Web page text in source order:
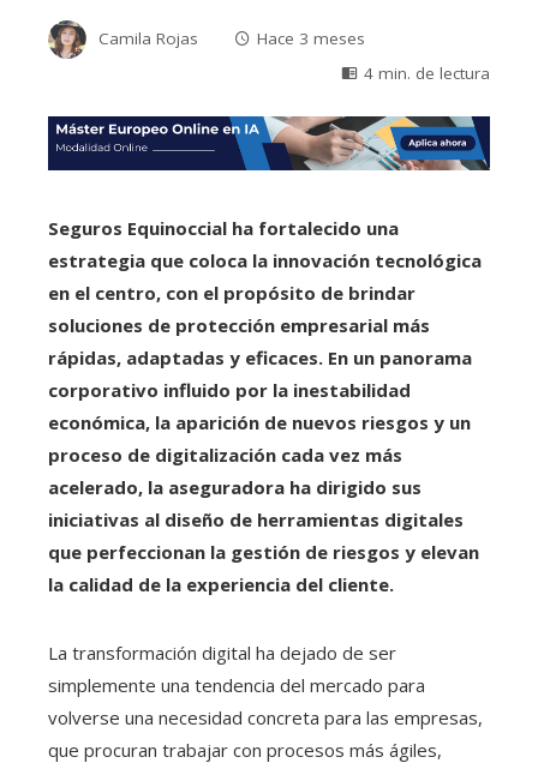
Camila Rojas
Hace 3 meses
4 min. de lectura
Seguros Equinoccial ha fortalecido una
estrategia que coloca la innovación tecnológica
en el centro, con el propósito de brindar
soluciones de protección empresarial más
rápidas, adaptadas y eficaces. En un panorama
corporativo influido por la inestabilidad
económica, la aparición de nuevos riesgos y un
proceso de digitalización cada vez más
acelerado, la aseguradora ha dirigido sus
iniciativas al diseño de herramientas digitales
que perfeccionan la gestión de riesgos y elevan
la calidad de la experiencia del cliente.
La transformación digital ha dejado de ser
simplemente una tendencia del mercado para
volverse una necesidad concreta para las empresas,
que procuran trabajar con procesos más ágiles,